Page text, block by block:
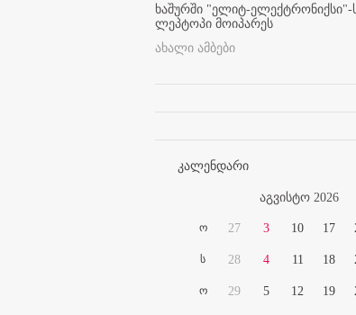
ხაშურში "ელიტ-ელექტრონიქსი"-
ლეპტოპი მოიპარეს
ახალი ამბები
კალენდარი
აგვისტო 2026
ო
ს
ო
27
28
29
3
4
5
10
11
12
17
18
19